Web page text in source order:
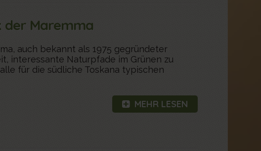
Maremma
auch bekannt als 1975 gegründeter
interessante Naturpfade im Grünen zu
für die südliche Toskana typischen
MEHR LESEN